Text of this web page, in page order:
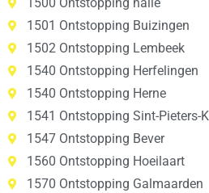
1501 Ontstopping Buizingen
1502 Ontstopping Lembeek
1540 Ontstopping Herfelingen
1540 Ontstopping Herne
1541 Ontstopping Sint-Pieters-
1547 Ontstopping Bever
1560 Ontstopping Hoeilaart
1570 Ontstopping Galmaarden